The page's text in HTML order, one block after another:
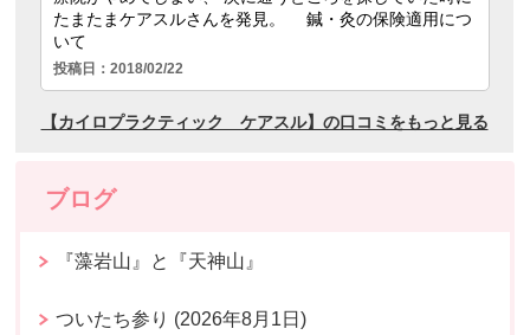
ブログ
『藻岩山』と『天神山』
ついたち参り (2026年8月1日)